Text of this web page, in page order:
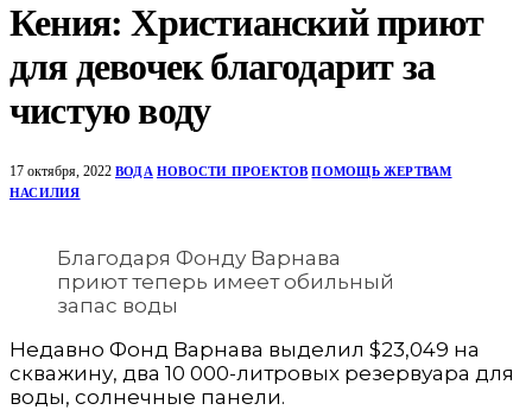
Кения: Христианский приют
для девочек благодарит за
чистую воду
17 октября, 2022 ВОДА НОВОСТИ ПРОЕКТОВ ПОМОЩЬ ЖЕРТВАМ
НАСИЛИЯ
Благодаря Фонду Варнава
приют теперь имеет обильный
запас воды
Недавно Фонд Варнава выделил $23,049 на
скважину, два 10 000-литровых резервуара для
воды, солнечные панели.